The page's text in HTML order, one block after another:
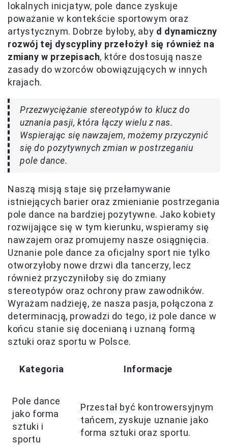
lokalnych inicjatyw, pole dance zyskuje
poważanie w kontekście sportowym oraz
artystycznym. Dobrze byłoby, aby d dynamiczny
rozwój tej dyscypliny przełożył się również na
zmiany w przepisach, które dostosują nasze
zasady do wzorców obowiązujących w innych
krajach.
Przezwyciężanie stereotypów to klucz do
uznania pasji, która łączy wielu z nas.
Wspierając się nawzajem, możemy przyczynić
się do pozytywnych zmian w postrzeganiu
pole dance.
Naszą misją staje się przełamywanie
istniejących barier oraz zmienianie postrzegania
pole dance na bardziej pozytywne. Jako kobiety
rozwijające się w tym kierunku, wspieramy się
nawzajem oraz promujemy nasze osiągnięcia.
Uznanie pole dance za oficjalny sport nie tylko
otworzyłoby nowe drzwi dla tancerzy, lecz
również przyczyniłoby się do zmiany
stereotypów oraz ochrony praw zawodników.
Wyrażam nadzieję, że nasza pasja, połączona z
determinacją, prowadzi do tego, iż pole dance w
końcu stanie się docenianą i uznaną formą
sztuki oraz sportu w Polsce.
Kategoria Informacje
Pole dance
jako forma
sztuki i
sportu
Przestał być kontrowersyjnym
tańcem, zyskuje uznanie jako
forma sztuki oraz sportu.